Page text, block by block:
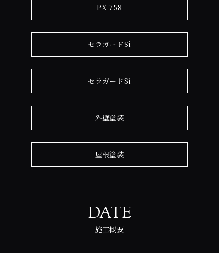
PX-758
セラガードSi
セラガードSi
外壁塗装
屋根塗装
DATE
施工概要